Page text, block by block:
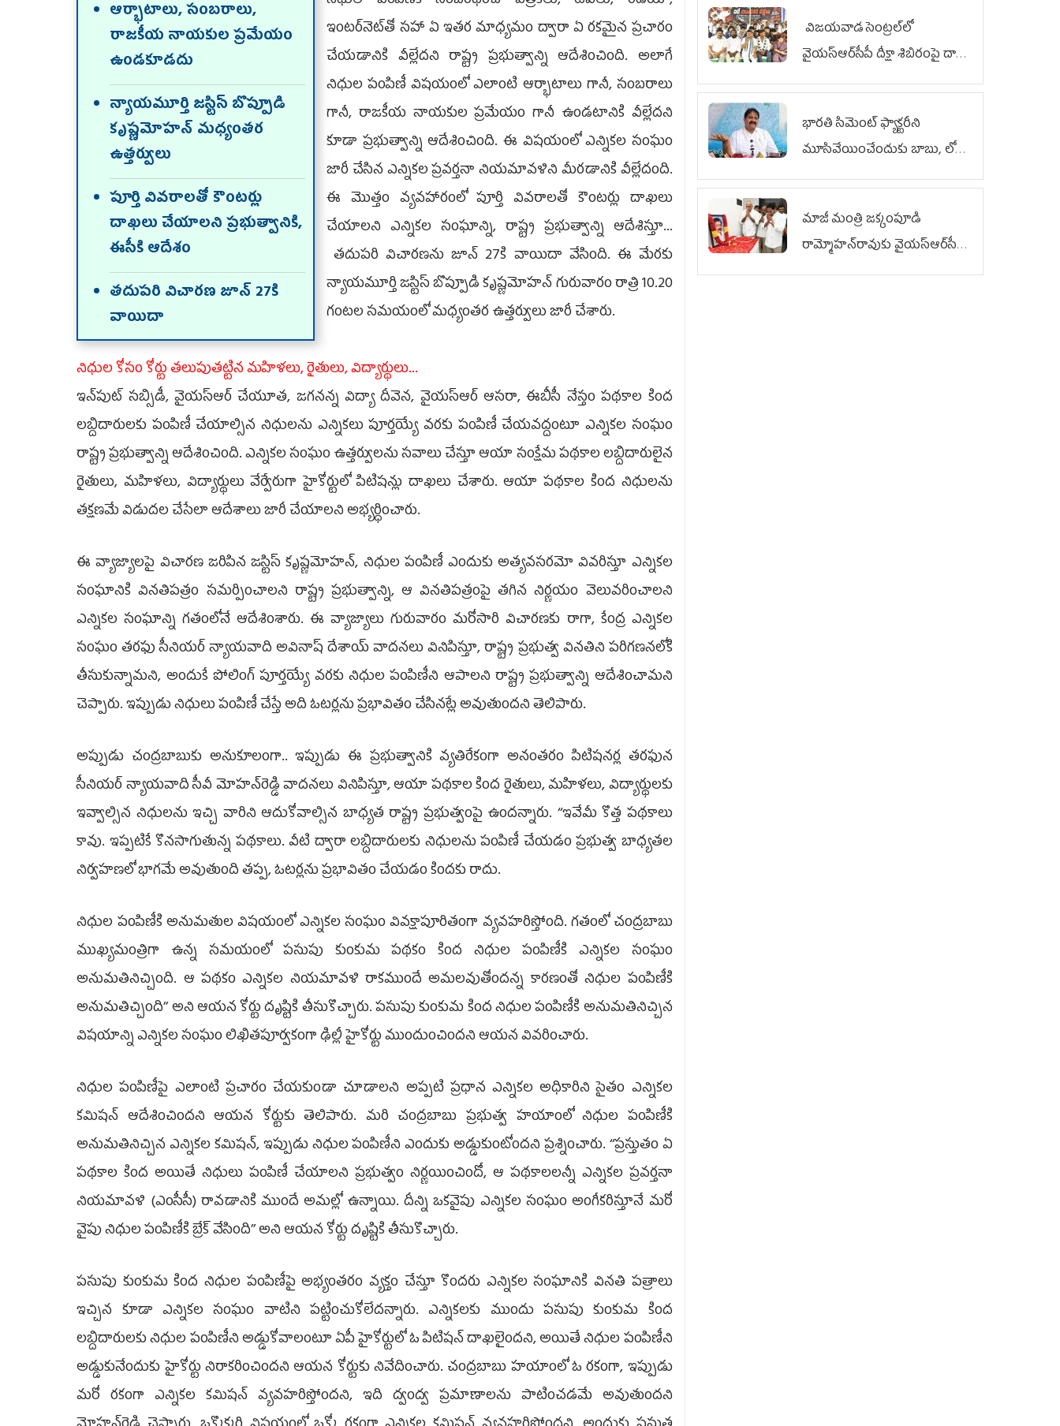
ఆర్భాటాలు, సంబరాలు,
రాజకీయ నాయకుల ప్రమేయం
ఉండకూడదు
న్యాయమూర్తి జస్టిస్‌ బొప్పూడి
కృష్ణమోహన్‌ మధ్యంతర
ఉత్తర్వులు
పూర్తి వివరాలతో కౌంటర్లు
దాఖలు చేయాలని ప్రభుత్వానికి,
ఈసీకి ఆదేశం
తదుపరి విచారణ జూన్‌ 27కి
వాయిదా
ఇంటర్‌నెట్‌తో సహా ఏ ఇతర మాధ్యమం ద్వారా ఏ రకమైన ప్రచారం
చేయడానికి వీల్లేదని రాష్ట్ర ప్రభుత్వాన్ని ఆదేశించింది. అలాగే
నిధుల పంపిణీ విషయంలో ఎలాంటి ఆర్భాటాలు గానీ, సంబరాలు
గానీ, రాజకీయ నాయకుల ప్రమేయం గానీ ఉండటానికి వీల్లేదని
కూడా ప్రభుత్వాన్ని ఆదేశించింది. ఈ విషయంలో ఎన్నికల సంఘం
జారీ చేసిన ఎన్నికల ప్రవర్తనా నియమావళిని మీరడానికి వీల్లేదంది.
ఈ మొత్తం వ్యవహారంలో పూర్తి వివరాలతో కౌంటర్లు దాఖలు
చేయాలని ఎన్నికల సంఘాన్ని, రాష్ట్ర ప్రభుత్వాన్ని ఆదేశిస్తూ...
తదుపరి విచారణను జూన్‌ 27కి వాయిదా వేసింది. ఈ మేరకు
న్యాయమూర్తి జస్టిస్‌ బొప్పూడి కృష్ణమోహన్‌ గురువారం రాత్రి 10.20
గంటల సమయంలో మధ్యంతర ఉత్తర్వులు జారీ చేశారు.
నిధుల కోసం కోర్టు తలుపుతట్టిన మహిళలు, రైతులు, విద్యార్థులు...
ఇన్‌పుట్‌ సబ్సిడీ, వైయ‌స్ఆర్‌ చేయూత, జగనన్న విద్యా దీవెన, వైయ‌స్ఆర్‌ ఆసరా, ఈబీసీ నేస్తం పథకాల కింద
లబ్దిదారులకు పంపిణీ చేయాల్సిన నిధులను ఎన్నికలు పూర్తయ్యే వరకు పంపిణీ చేయవద్దంటూ ఎన్నికల సంఘం
రాష్ట్ర ప్రభుత్వాన్ని ఆదేశించింది. ఎన్నికల సంఘం ఉత్తర్వులను సవాలు చేస్తూ ఆయా సంక్షేమ పథకాల లబ్దిదారులైన
రైతులు, మహిళలు, విద్యార్థులు వేర్వేరుగా హైకోర్టులో పిటిషన్లు దాఖలు చేశారు. ఆయా పథకాల కింద నిధులను
తక్షణమే విడుదల చేసేలా ఆదేశాలు జారీ చేయాలని అభ్యర్ధించారు.
ఈ వ్యాజ్యాలపై విచారణ జరిపిన జస్టిస్‌ కృష్ణమోహన్, నిధుల పంపిణీ ఎందుకు అత్యవసరమో వివరిస్తూ ఎన్నికల
సంఘానికి వినతిపత్రం సమర్పించాలని రాష్ట్ర ప్రభుత్వాన్ని, ఆ వినతిపత్రంపై తగిన నిర్ణయం వెలువరించాలని
ఎన్నికల సంఘాన్ని గతంలోనే ఆదేశింశారు. ఈ వ్యాజ్యాలు గురువారం మరోసారి విచారణకు రాగా, కేంద్ర ఎన్నికల
సంఘం తరఫు సీనియర్‌ న్యాయవాది అవినాష్‌ దేశాయ్‌ వాదనలు వినిపిస్తూ, రాష్ట్ర ప్రభుత్వ వినతిని పరిగణనలోకి
తీసుకున్నామని, అందుకే పోలింగ్‌ పూర్తయ్యే వరకు నిధుల పంపిణీని ఆపాలని రాష్ట్ర ప్రభుత్వాన్ని ఆదేశించామని
చెప్పారు. ఇప్పుడు నిధులు పంపిణీ చేస్తే అది ఓటర్లను ప్రభావితం చేసినట్లే అవుతుందని తెలిపారు.
అప్పుడు చంద్రబాబుకు అనుకూలంగా.. ఇప్పుడు ఈ ప్రభుత్వానికి వ్యతిరేకంగా అనంతరం పిటిషనర్ల తరఫున
సీనియర్‌ న్యాయవాది సీవీ మోహన్‌రెడ్డి వాదనలు వినిపిస్తూ, ఆయా పథకాల కింద రైతులు, మహిళలు, విద్యార్థులకు
ఇవ్వాల్సిన నిధులను ఇచ్చి వారిని ఆదుకోవాల్సిన బాధ్యత రాష్ట్ర ప్రభుత్వంపై ఉందన్నారు. ‘‘ఇవేమీ కొత్త పథకాలు
కావు. ఇప్పటికే కొనసాగుతున్న పథకాలు. వీటి ద్వారా లబ్దిదారులకు నిధులను పంపిణీ చేయడం ప్రభుత్వ బాధ్యతల
నిర్వహణలో భాగమే అవుతుంది తప్ప, ఓటర్లను ప్రభావితం చేయడం కిందకు రాదు.
నిధుల పంపిణీకి అనుమతుల విషయంలో ఎన్నికల సంఘం వివక్షాపూరితంగా వ్యవహరిస్తోంది. గతంలో చంద్రబాబు
ముఖ్యమంత్రిగా ఉన్న సమయంలో పసుపు కుంకుమ పథకం కింద నిధుల పంపిణీకి ఎన్నికల సంఘం
అనుమతినిచ్చింది. ఆ పథకం ఎన్నికల నియమావళి రాకముందే అమలవుతోందన్న కారణంతో నిధుల పంపిణీకి
అనుమతిచ్చింది’’ అని ఆయన కోర్టు దృష్టికి తీసుకొచ్చారు. పసుపు కుంకుమ కింద నిధుల పంపిణీకి అనుమతినిచ్చిన
విషయాన్ని ఎన్నికల సంఘం లిఖితపూర్వకంగా ఢిల్లీ హైకోర్టు ముందుంచిందని ఆయన వివరించారు.
నిధుల పంపిణీపై ఎలాంటి ప్రచారం చేయకుండా చూడాలని అప్పటి ప్రధాన ఎన్నికల అధికారిని సైతం ఎన్నికల
కమిషన్‌ ఆదేశించిందని ఆయన కోర్టుకు తెలిపారు. మరి చంద్రబాబు ప్రభుత్వ హయాంలో నిధుల పంపిణీకి
అనుమతినిచ్చిన ఎన్నికల కమిషన్, ఇప్పుడు నిధుల పంపిణీని ఎందుకు అడ్డుకుంటోందని ప్రశ్నించారు. ‘‘ప్రస్తుతం ఏ
పథకాల కింద అయితే నిధులు పంపిణీ చేయాలని ప్రభుత్వం నిర్ణయించిందో, ఆ పథకాలలన్నీ ఎన్నికల ప్రవర్తనా
నియమావళి (ఎంసీసీ) రావడానికి ముందే అమల్లో ఉన్నాయి. దీన్ని ఒకవైపు ఎన్నికల సంఘం అంగీకరిస్తూనే మరో
వైపు నిధుల పంపిణీకి బ్రేక్‌ వేసింది’’ అని ఆయన కోర్టు దృష్టికి తీసుకొచ్చారు.
పసుపు కుంకుమ కింద నిధుల పంపిణీపై అభ్యంతరం వ్యక్తం చేస్తూ కొందరు ఎన్నికల సంఘానికి వినతి పత్రాలు
ఇచ్చిన కూడా ఎన్నికల సంఘం వాటిని పట్టించుకోలేదన్నారు. ఎన్నికలకు ముందు పసుపు కుంకుమ కింద
లబ్దిదారులకు నిధుల పంపిణీని అడ్డు​కోవాలంటూ ఏపీ హైకోర్టులో ఓ పిటిషన్‌ దాఖలైందని, అయితే నిధుల పంపిణీని
అడ్డుకునేందుకు హైకోర్టు నిరాకరించిందని ఆయన కోర్టుకు నివేదించారు. చంద్రబాబు హయాంలో ఓ రకంగా, ఇప్పుడు
మరో రకంగా ఎన్నికల కమిషన్‌ వ్యవహరిస్తోందని, ఇది ద్వంద్వ ప్రమాణాలను పాటించడమే అవుతుందని
విజయవాడ సెంట్రల్‌లో
వైయ‌స్ఆర్‌సీపీ దీక్షా శిబిరంపై దాడి
దుర్మార్గం
భారతి సిమెంట్ ఫ్యాక్టరీని
మూసివేయించేందుకు బాబు, లోకేశ్
కుట్ర
మాజీ మంత్రి జక్కంపూడి
రామ్మోహన్‌రావుకు వైయ‌స్ఆర్‌సీపీ
ఘన నివాళి